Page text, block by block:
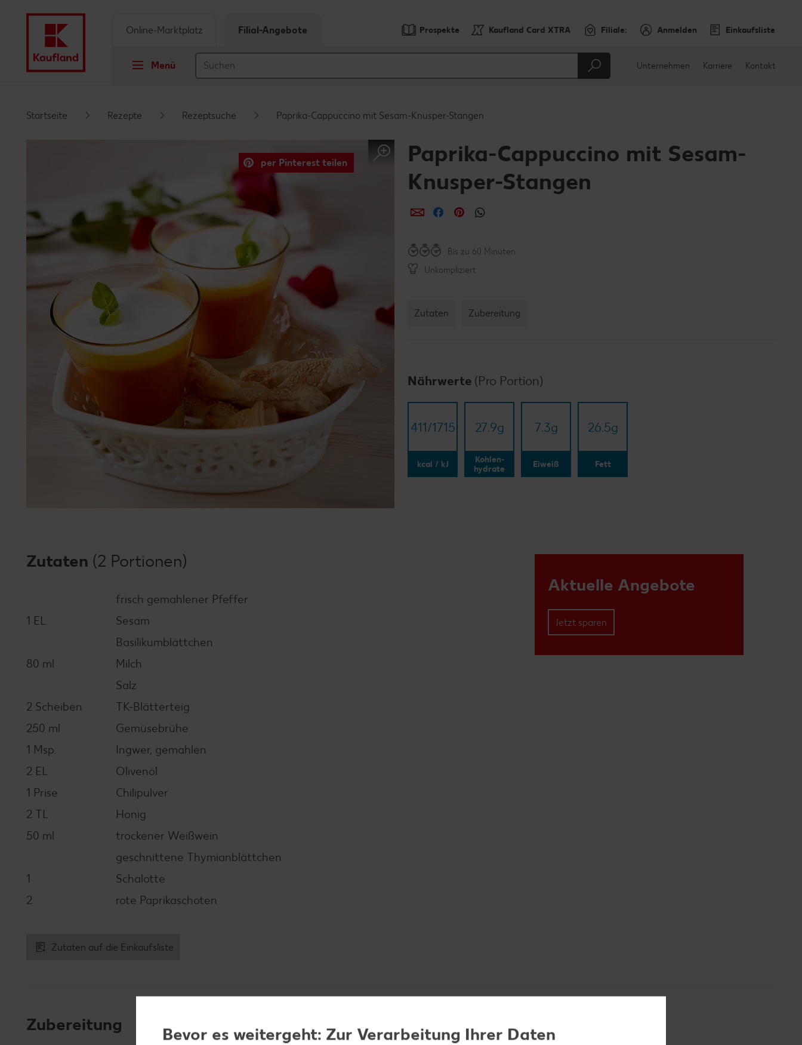
Schwebender Seitenbereich
Prospekte Kaufland Card XTRA Filiale: Anmelden Einkaufsliste
Menü
Online-Marktplatz Filial-Angebote
Unternehmen Karriere Kontakt
Startseite Rezepte Rezeptsuche Paprika-Cappuccino mit Sesam-Knusper-Stangen
per Pinterest teilen
Paprika-Cappuccino mit Sesam-
Knusper-Stangen
per E-Mail teilen
per Facebook teilen
per Pinterest teilen
Bis zu 60 Minuten
Unkompliziert
Zutaten Zubereitung
Nährwerte (Pro Portion)
411/​1715
kcal / kJ
27.9g
Kohlen-
hydrate
7.3g
Eiweiß
26.5g
Fett
Aktuelle Angebote
Jetzt sparen
Zutaten (2 Portionen)
frisch gemahlener Pfeffer
1 EL
Sesam
Basilikumblättchen
80 ml
Milch
Salz
2 Scheiben
TK-Blätterteig
250 ml
Gemüsebrühe
1 Msp.
Ingwer, gemahlen
2 EL
Olivenöl
1 Prise
Chilipulver
2 TL
Honig
50 ml
trockener Weißwein
geschnittene Thymianblättchen
1
Schalotte
2
rote Paprikaschoten
Zutaten auf die Einkaufsliste
Zubereitung Bevor es weitergeht: Zur Verarbeitung Ihrer Daten